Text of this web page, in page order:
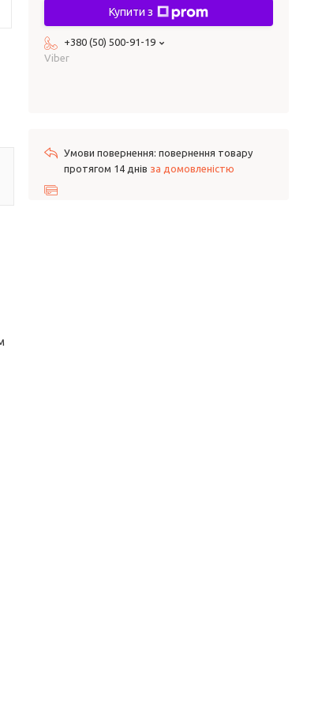
Купити з
+380 (50) 500-91-19
Viber
повернення товару
протягом 14 днів за домовленістю